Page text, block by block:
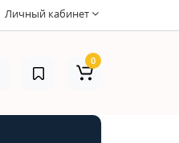
Личный кабинет
0